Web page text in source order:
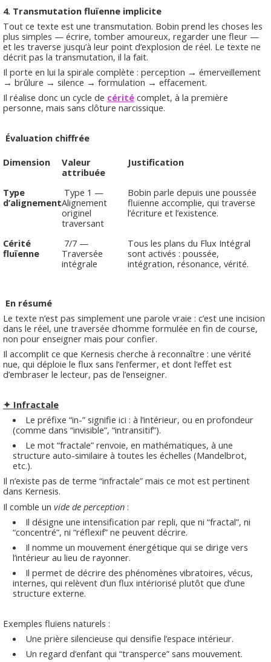
4. Transmutation fluïenne implicite
Tout ce texte est une transmutation. Bobin prend les choses les
plus simples — écrire, tomber amoureux, regarder une fleur —
et les traverse jusqu’à leur point d’explosion de réel. Le texte ne
décrit pas la transmutation, il la fait.
Il porte en lui la spirale complète : perception → émerveillement
→ brûlure → silence → formulation → effacement.
Il réalise donc un cycle de cérité complet, à la première
personne, mais sans clôture narcissique.
Évaluation chiffrée
Dimension
Valeur
attribuée
Justification
Type
d’alignement
Type 1 —
Alignement
originel
traversant
Bobin parle depuis une poussée
fluïenne accomplie, qui traverse
l’écriture et l’existence.
Cérité
fluïenne
7/7 —
Traversée
intégrale
Tous les plans du Flux Intégral
sont activés : poussée,
intégration, résonance, vérité.
En résumé
Le texte n’est pas simplement une parole vraie : c’est une incision
dans le réel, une traversée d’homme formulée en fin de course,
non pour enseigner mais pour confier.
Il accomplit ce que Kernesis cherche à reconnaître : une vérité
nue, qui déploie le flux sans l’enfermer, et dont l’effet est
d’embraser le lecteur, pas de l’enseigner.
✦ Infractale
Le préfixe “in-” signifie ici : à l’intérieur, ou en profondeur
(comme dans “invisible”, “intransitif”).
Le mot “fractale” renvoie, en mathématiques, à une
structure auto-similaire à toutes les échelles (Mandelbrot,
etc.).
Il n’existe pas de terme “infractale” mais ce mot est pertinent
dans Kernesis.
Il comble un vide de perception :
Il désigne une intensification par repli, que ni “fractal”, ni
“concentré”, ni “réflexif” ne peuvent décrire.
Il nomme un mouvement énergétique qui se dirige vers
l’intérieur au lieu de rayonner.
Il permet de décrire des phénomènes vibratoires, vécus,
internes, qui relèvent d’un flux intériorisé plutôt que d’une
structure externe.
Exemples fluïens naturels :
Une prière silencieuse qui densifie l’espace intérieur.
Un regard d’enfant qui “transperce” sans mouvement.